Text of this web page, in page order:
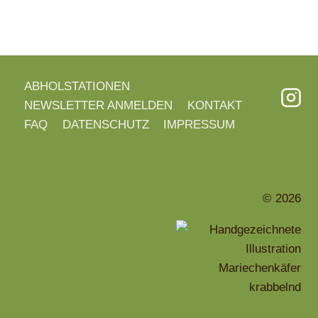
ABHOLSTATIONEN
NEWSLETTER ANMELDEN
KONTAKT
FAQ
DATENSCHUTZ IMPRESSUM
© 2026